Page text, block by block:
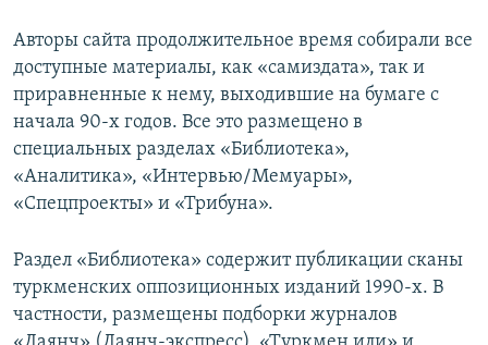
Авторы сайта продолжительное время собирали все
доступные материалы, как «самиздата», так и
приравненные к нему, выходившие на бумаге с
начала 90-х годов. Все это размещено в
специальных разделах «Библиотека»,
«Аналитика», «Интервью/Мемуары»,
«Спецпроекты» и «Трибуна».
Раздел «Библиотека» содержит публикации сканы
туркменских оппозиционных изданий 1990-х. В
частности, размещены подборки журналов